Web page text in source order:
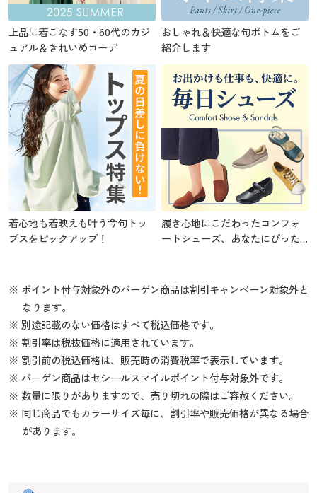
上品に着こなす50・60代のカジ
ュアル＆きれいめコーデ
おしゃれ＆快適な旬ボトムをご
紹介します
着心地も着映えも叶う今旬トッ
プスをピックアップ！
履き心地にこだわったコンフォ
ートシューズ、あなたにぴった
※ ポイント付与対象外のバーゲン商品は割引キャンペーン対象外と
なります。
※ 別途記載のない価格はすべて税込価格です。
※ 割引率は税抜価格に適用されています。
※ 割引前の税込価格は、販売時の消費税率で表示しています。
※ バーゲン商品はセシールスマイルポイント付与対象外です。
※ 数量に限りがありますので、売り切れの際はご容赦ください。
※ 同じ商品でもカラーサイズ毎に、割引率や販売価格が異なる場合
があります。